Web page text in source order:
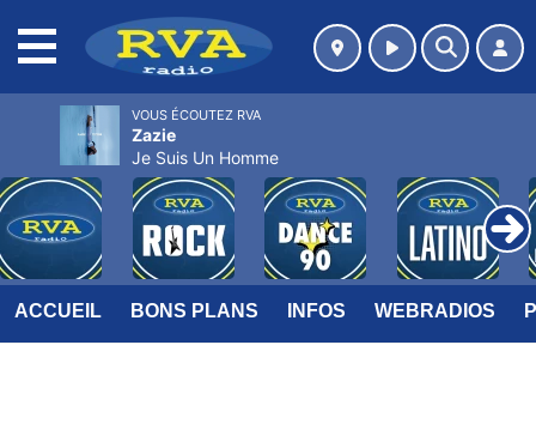
ACCUEIL BONS PLANS INFOS WEBRADIOS
VOUS ÉCOUTEZ RVA
Zazie
Je Suis Un Homme